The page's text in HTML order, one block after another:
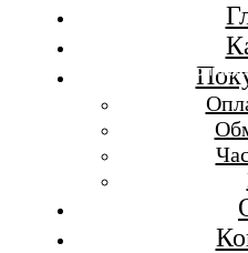
Бесплатная доставка при